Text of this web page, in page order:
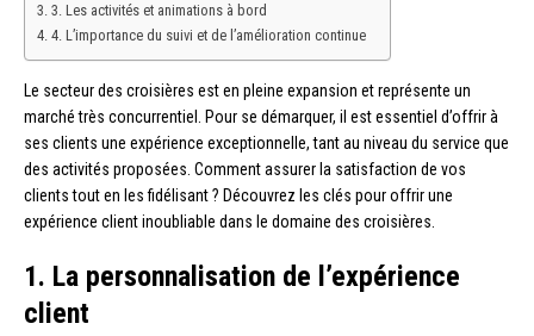
3. Les activités et animations à bord
4. L’importance du suivi et de l’amélioration continue
Le secteur des croisières est en pleine expansion et représente un
marché très concurrentiel. Pour se démarquer, il est essentiel d’offrir à
ses clients une expérience exceptionnelle, tant au niveau du service que
des activités proposées. Comment assurer la satisfaction de vos
clients tout en les fidélisant ? Découvrez les clés pour offrir une
expérience client inoubliable dans le domaine des croisières.
1. La personnalisation de l’expérience
client